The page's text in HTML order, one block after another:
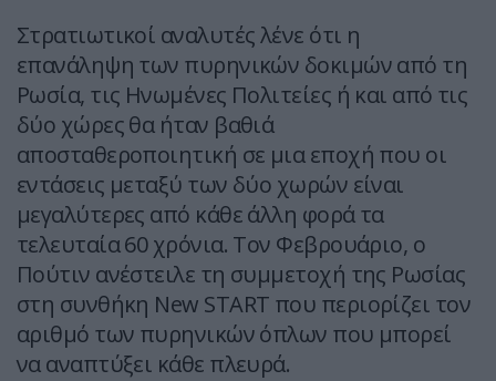
Στρατιωτικοί αναλυτές λένε ότι η
επανάληψη των πυρηνικών δοκιμών από τη
Ρωσία, τις Ηνωμένες Πολιτείες ή και από τις
δύο χώρες θα ήταν βαθιά
αποσταθεροποιητική σε μια εποχή που οι
εντάσεις μεταξύ των δύο χωρών είναι
μεγαλύτερες από κάθε άλλη φορά τα
τελευταία 60 χρόνια. Τον Φεβρουάριο, ο
Πούτιν ανέστειλε τη συμμετοχή της Ρωσίας
στη συνθήκη New START που περιορίζει τον
αριθμό των πυρηνικών όπλων που μπορεί
να αναπτύξει κάθε πλευρά.